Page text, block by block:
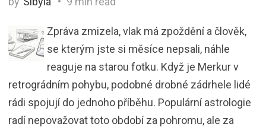
Zpráva zmizela, vlak má zpoždění a člověk,
se kterým jste si měsíce nepsali, náhle
reaguje na starou fotku. Když je Merkur v
retrográdním pohybu, podobné drobné zádrhele lidé
rádi spojují do jednoho příběhu. Populární astrologie
radí nepovažovat toto období za pohromu, ale za